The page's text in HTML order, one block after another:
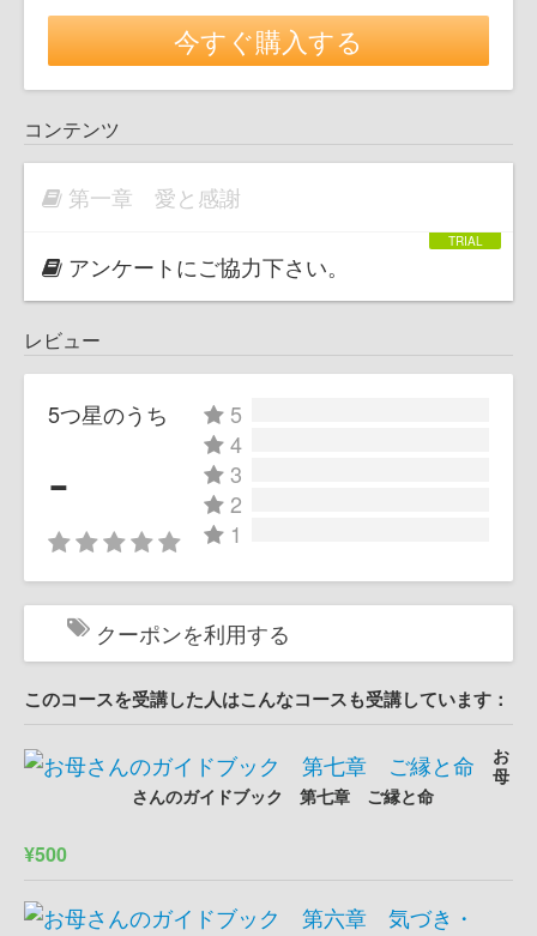
今すぐ購入する
コンテンツ
第一章 愛と感謝
アンケートにご協力下さい。
レビュー
5つ星のうち
-
5
4
3
2
1
クーポンを利用する
このコースを受講した人はこんなコースも受講しています：
お
母
さんのガイドブック 第七章 ご縁と命
¥500